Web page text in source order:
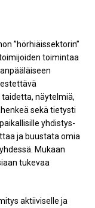
”hörhiäissektorin”
toimintaa
taidetta, näytelmiä,
sekä tietysti
yhdistys-
ja buustata omia
Mukaan
tukevaa
aktiiviselle ja